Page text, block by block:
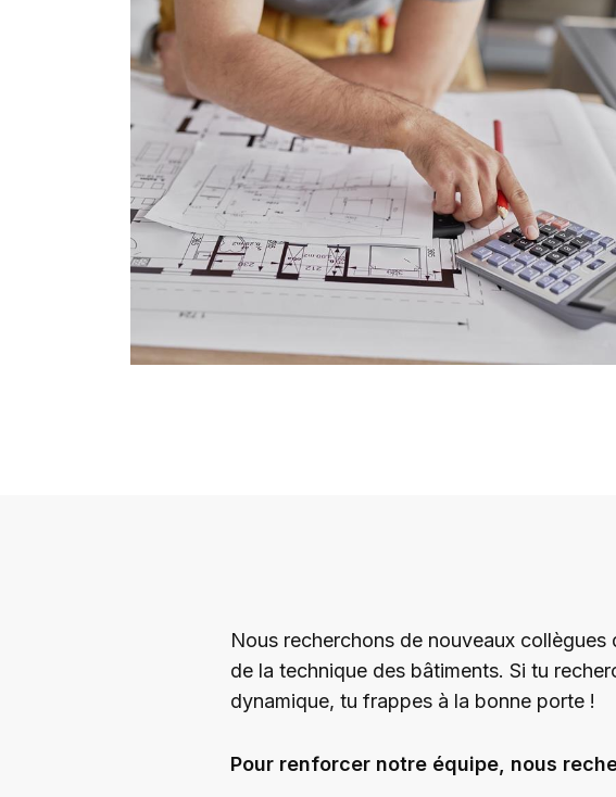
Nous recherchons de nouveaux
de la technique des bâtiments. Si tu
dynamique, tu frappes à la bonne porte !
Pour renforcer notre équipe, nous